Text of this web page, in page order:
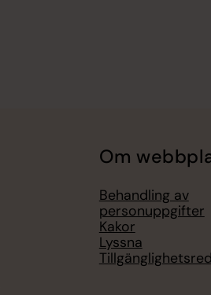
Om
Behandling av
personuppgifter
Kakor
Lyssna